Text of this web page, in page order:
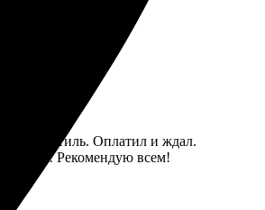
стиль. Оплатил и ждал.
снова! Рекомендую всем!